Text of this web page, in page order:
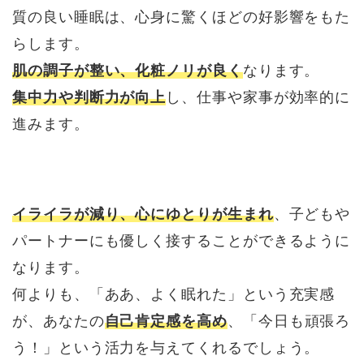
質の良い睡眠は、心身に驚くほどの好影響をもた
らします。
肌の調子が整い、化粧ノリが良くなります。
集中力や判断力が向上し、仕事や家事が効率的に
進みます。
イライラが減り、心にゆとりが生まれ、子どもや
パートナーにも優しく接することができるように
なります。
何よりも、「ああ、よく眠れた」という充実感
が、あなたの自己肯定感を高め、「今日も頑張ろ
う！」という活力を与えてくれるでしょう。